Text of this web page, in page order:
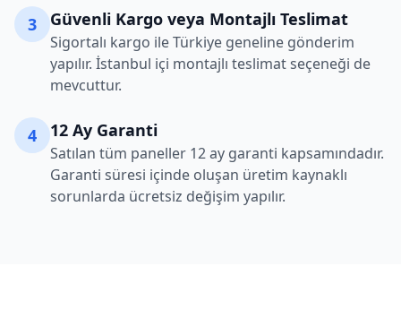
3 Güvenli Kargo veya Montajlı Teslimat
Sigortalı kargo ile Türkiye geneline gönderim
yapılır. İstanbul içi montajlı teslimat seçeneği de
mevcuttur.
4 12 Ay Garanti
Satılan tüm paneller 12 ay garanti kapsamındadır.
Garanti süresi içinde oluşan üretim kaynaklı
sorunlarda ücretsiz değişim yapılır.